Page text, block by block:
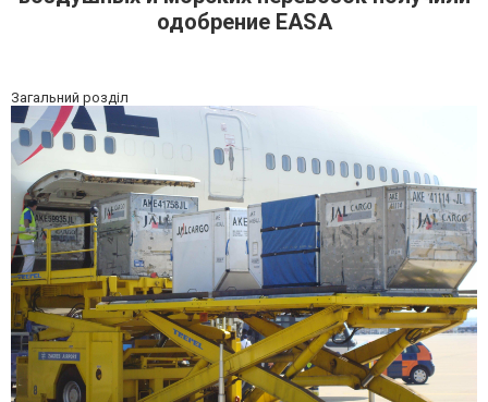
одобрение EASA
Загальний розділ